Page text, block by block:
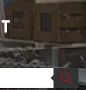
kivijalassa
on vaihtoehtomusaan
verkko- sekä